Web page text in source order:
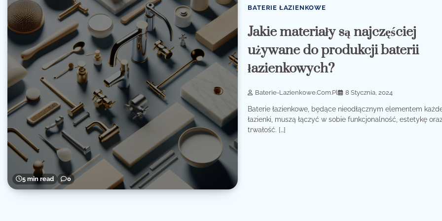
5 min read 0
BATERIE ŁAZIENKOWE
Jakie materiały są najczęściej
używane do produkcji baterii
łazienkowych?
Baterie-Lazienkowe.com.pl 8 Stycznia, 2024
Baterie łazienkowe, będące nieodłącznym elementem
łazienki, muszą łączyć w sobie funkcjonalność, estetykę
trwałość. […]